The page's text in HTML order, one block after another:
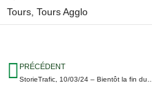
Tours Tours Agglo
PRÉCÉDENT